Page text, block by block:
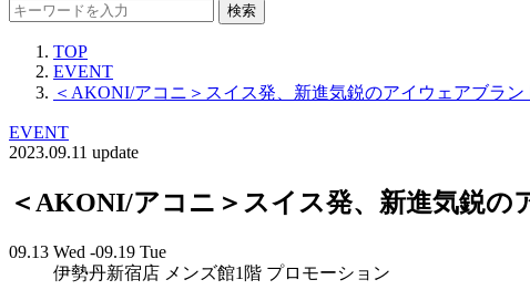
検索
TOP
EVENT
＜AKONI/アコニ＞スイス発、新進気鋭のアイウェアブラン
EVENT
2023.09.11 update
＜AKONI/アコニ＞スイス発、新進気鋭
09.13 Wed -09.19 Tue
伊勢丹新宿店 メンズ館1階 プロモーション